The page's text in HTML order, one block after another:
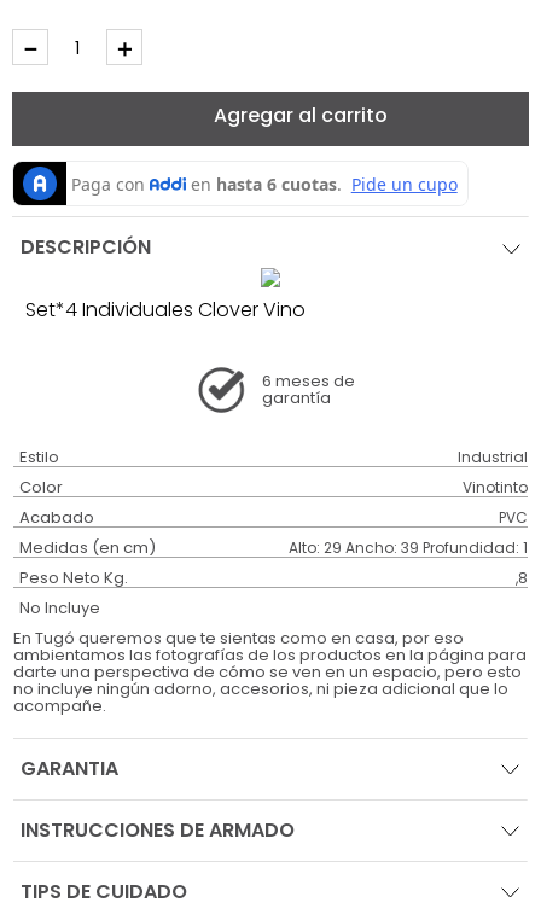
＋
－
Agregar al carrito
DESCRIPCIÓN
Set*4 Individuales Clover Vino
6 meses de
garantía
Estilo Industrial
Color Vinotinto
Acabado PVC
Medidas (en cm) Alto: 29 Ancho: 39 Profundidad: 1
Peso Neto Kg. ,8
No Incluye
En Tugó queremos que te sientas como en casa, por eso
ambientamos las fotografías de los productos en la página para
darte una perspectiva de cómo se ven en un espacio, pero esto
no incluye ningún adorno, accesorios, ni pieza adicional que lo
acompañe.
GARANTIA
INSTRUCCIONES DE ARMADO
TIPS DE CUIDADO